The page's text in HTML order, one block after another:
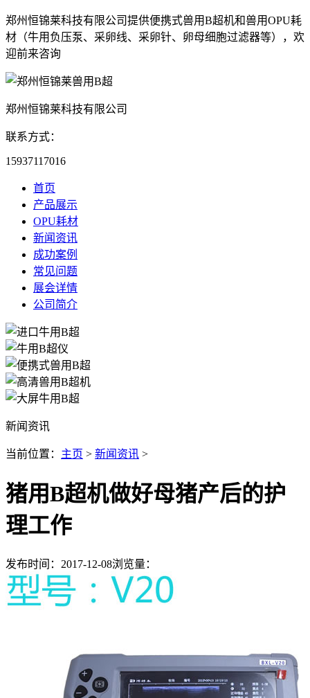
郑州恒锦莱科技有限公司提供便携式兽用B超机和兽用OPU耗
材（牛用负压泵、采卵线、采卵针、卵母细胞过滤器等），欢
迎前来咨询
郑州恒锦莱科技有限公司
联系方式：
15937117016
首页
产品展示
OPU耗材
新闻资讯
成功案例
常见问题
展会详情
公司简介
新闻资讯
当前位置： 主页 > 新闻资讯 >
猪用B超机做好母猪产后的护
理工作
发布时间：2017-12-08浏览量：